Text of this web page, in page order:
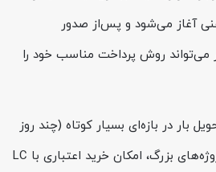
آغاز می‌شود و پس‌از صدور
می‌تواند روش پرداخت مناسب خود را
بار در بازه‌ای بسیار کوتاه (چند روز
کاری) انجام می‌شود. در پروژه‌های بزرگ، امکان خرید اعتباری با LC